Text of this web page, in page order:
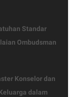
Standar
Ombudsman
Konselor dan
dalam